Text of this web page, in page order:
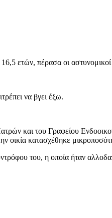
ετών, πέρασα οι
να βγει έξω.
και του Γραφείου
οικία κατασχέθηκε
του, η οποία ήταν